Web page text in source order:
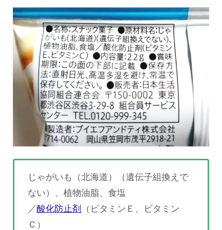
じゃがいも（北海道）（遺伝子組換えで
ない）、植物油脂、食塩
／酸化防止剤
（ビタミンＥ、ビタミン
Ｃ）